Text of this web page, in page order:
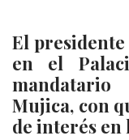
El
en el
mandatario
Mujica, con
de interés